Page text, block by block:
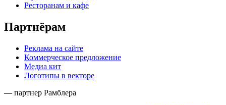
Ресторанам и кафе
Партнёрам
Реклама на сайте
Коммерческое предложение
Медиа кит
Логотипы в векторе
— партнер Рамблера